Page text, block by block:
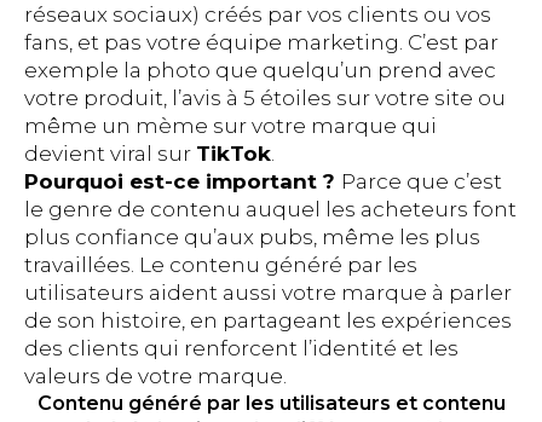
réseaux sociaux) créés par vos clients ou vos
fans, et pas votre équipe marketing. C’est par
exemple la photo que quelqu’un prend avec
votre produit, l’avis à 5 étoiles sur votre site ou
même un mème sur votre marque qui
devient viral sur TikTok
Pourquoi est-ce important ? Parce que c’est
le genre de contenu auquel les acheteurs font
plus confiance qu’aux pubs, même les plus
travaillées. Le contenu généré par les
utilisateurs aident aussi votre marque à parler
de son histoire, en partageant les expériences
des clients qui renforcent l’identité et les
valeurs de votre marque.
Contenu généré par les utilisateurs et contenu